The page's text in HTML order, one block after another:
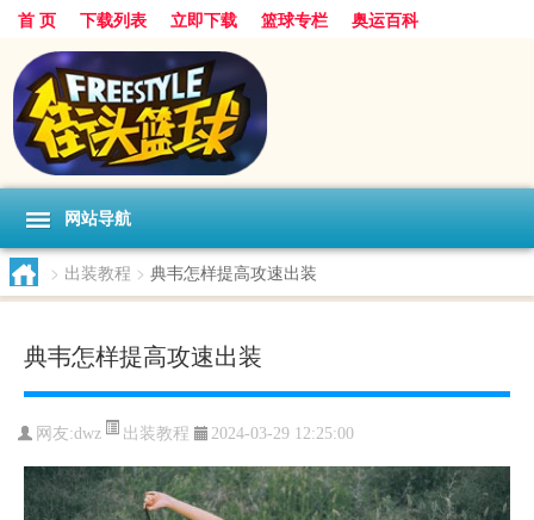
首 页 下载列表 立即下载 篮球专栏 奥运百科
网站导航
> 出装教程 > 典韦怎样提高攻速出装
典韦怎样提高攻速出装
网友:dwz 出装教程 2024-03-29 12:25:00